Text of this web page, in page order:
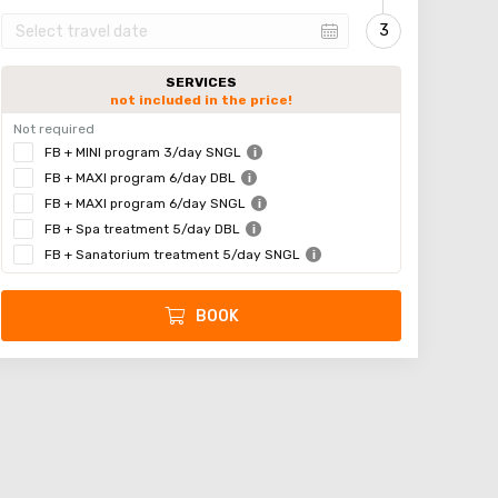
SERVICES
not included in the price!
Not required
FB + MINI program 3/day SNGL
FB + MAXI program 6/day DBL
FB + MAXI program 6/day SNGL
FB + Spa treatment 5/day DBL
FB + Sanatorium treatment 5/day SNGL
BOOK